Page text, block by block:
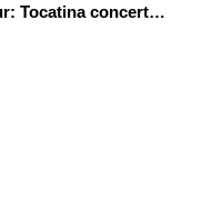
Ricardo Sanz y Tur: Tocatina concertante al aire español